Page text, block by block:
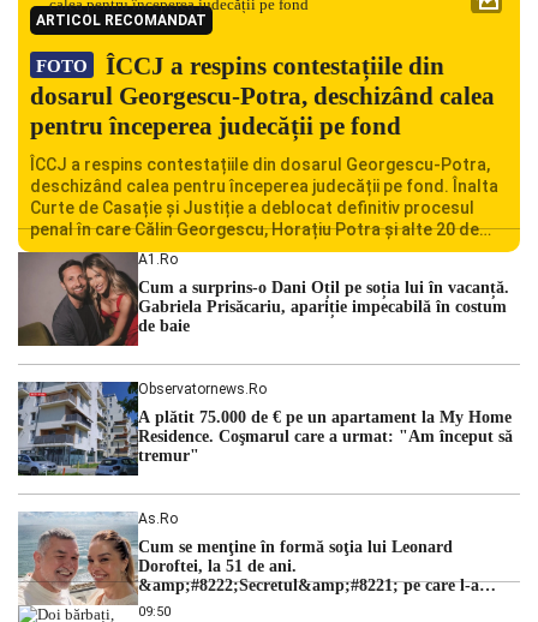
ARTICOL RECOMANDAT
FOTO
ÎCCJ a respins contestațiile din
dosarul Georgescu-Potra, deschizând calea
pentru începerea judecății pe fond
ÎCCJ a respins contestațiile din dosarul Georgescu-Potra,
deschizând calea pentru începerea judecății pe fond. Înalta
Curte de Casație și Justiție a deblocat definitiv procesul
penal în care Călin Georgescu, Horațiu Potra și alte 20 de
persoane sunt acuzați de acțiuni îndreptate împotriva
ordinii constituționale. În ședința din camera preliminară,
judecătorii de la instanța supremă au […]
A1.ro
Cum a surprins-o Dani Oțil pe soția lui în vacanță.
Gabriela Prisăcariu, apariție impecabilă în costum
de baie
Observatornews.ro
A plătit 75.000 de € pe un apartament la My Home
Residence. Coşmarul care a urmat: "Am început să
tremur"
As.ro
Cum se menţine în formă soţia lui Leonard
Doroftei, la 51 de ani.
&amp;#8222;Secretul&amp;#8221; pe care l-a
dezvăluit
09:50